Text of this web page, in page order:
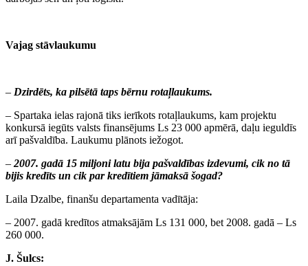
Vajag stāvlaukumu
– Dzirdēts, ka pilsētā taps bērnu rotaļlaukums.
– Spartaka ielas rajonā tiks ierīkots rotaļlaukums, kam projektu
konkursā iegūts valsts finansējums Ls 23 000 apmērā, daļu ieguldīs
arī pašvaldība. Laukumu plānots iežogot.
– 2007. gadā 15 miljoni latu bija pašvaldības izdevumi, cik no tā
bijis kredīts un cik par kredītiem jāmaksā šogad?
Laila Dzalbe, finanšu departamenta vadītāja:
– 2007. gadā kredītos atmaksājām Ls 131 000, bet 2008. gadā – Ls
260 000.
J. Šulcs: